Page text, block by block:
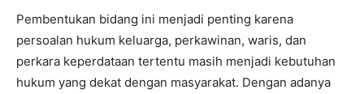
Pembentukan bidang ini menjadi penting karena
persoalan hukum keluarga, perkawinan, waris, dan
perkara keperdataan tertentu masih menjadi kebutuhan
hukum yang dekat dengan masyarakat. Dengan adanya